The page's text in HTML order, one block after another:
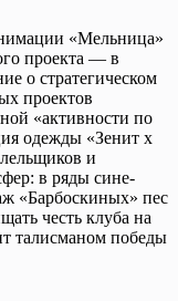
«Мельница»
проекта — в
о стратегическом
проектов
«активности по
одежды «Зенит х
и
в ряды сине-
«Барбоскиных» пес
честь клуба на
талисманом победы